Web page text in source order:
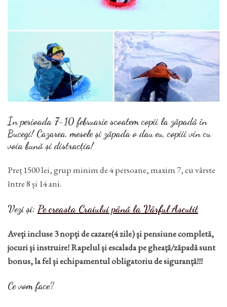
În perioada 7-10 februarie scoatem copii la zăpadă în
Bucegi! Cazarea, mesele și zăpada o dau eu, copiii vin cu
voia bună și distracția!
Preț 1500 lei, grup minim de 4 persoane, maxim 7, cu vârste
între 8 și 14 ani.
Vezi și: Pe creasta Craiului până la Vârful Ascutit
Aveți incluse 3 nopți de cazare(4 zile) și pensiune completă,
jocuri și instruire! Rapelul și escalada pe gheață/zăpadă sunt
bonus, la fel și echipamentul obligatoriu de siguranță!!!
Ce vom face?